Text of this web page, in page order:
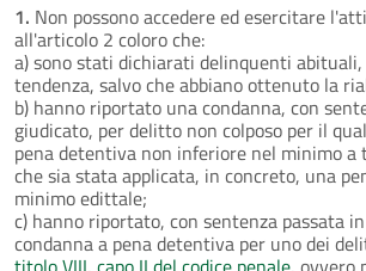
1. Non possono accedere ed esercitare
all'articolo 2 coloro che:
a) sono stati dichiarati delinquenti
tendenza, salvo che abbiano ottenuto la
b) hanno riportato una condanna, con
giudicato, per delitto non colposo per il
pena detentiva non inferiore nel minimo a
che sia stata applicata, in concreto, una
minimo edittale;
c) hanno riportato, con sentenza passata
condanna a pena detentiva per uno dei